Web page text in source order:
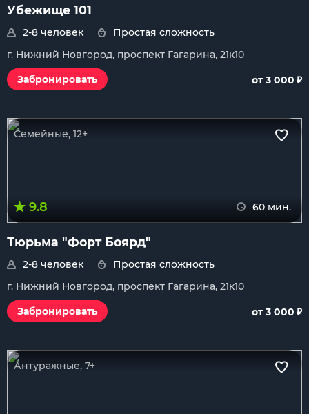
Убежище 101
2-8 человек
Простая сложность
г. Нижний Новгород, проспект Гагарина, 21к10
Забронировать
от 3 000 ₽
Семейные, 12+
9.8 60 мин.
Тюрьма "Форт Боярд"
2-8 человек
Простая сложность
г. Нижний Новгород, проспект Гагарина, 21к10
Забронировать
от 3 000 ₽
Антуражные, 7+